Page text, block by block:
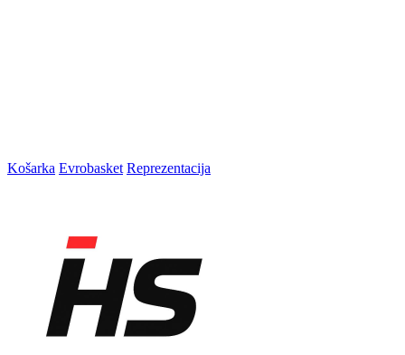
Košarka Evrobasket Reprezentacija